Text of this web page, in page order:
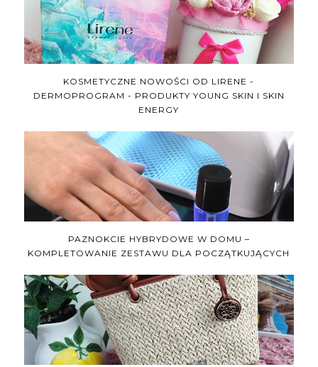
KOSMETYCZNE NOWOŚCI OD LIRENE -
DERMOPROGRAM - PRODUKTY YOUNG SKIN I SKIN
ENERGY
PAZNOKCIE HYBRYDOWE W DOMU –
KOMPLETOWANIE ZESTAWU DLA POCZĄTKUJĄCYCH